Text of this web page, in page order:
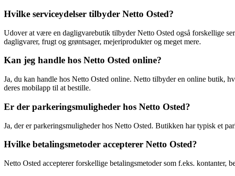
Hvilke serviceydelser tilbyder Netto Osted?
Udover at være en dagligvarebutik tilbyder Netto Osted også forskellige
dagligvarer, frugt og grøntsager, mejeriprodukter og meget mere.
Kan jeg handle hos Netto Osted online?
Ja, du kan handle hos Netto Osted online. Netto tilbyder en online butik,
deres mobilapp til at bestille.
Er der parkeringsmuligheder hos Netto Osted?
Ja, der er parkeringsmuligheder hos Netto Osted. Butikken har typisk et
Hvilke betalingsmetoder accepterer Netto Osted?
Netto Osted accepterer forskellige betalingsmetoder som f.eks. kontanter,